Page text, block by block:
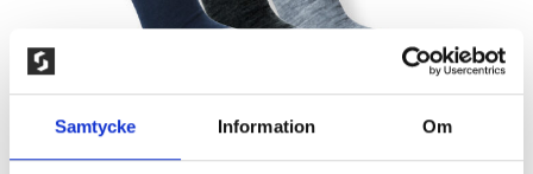
Samtycke Information Om